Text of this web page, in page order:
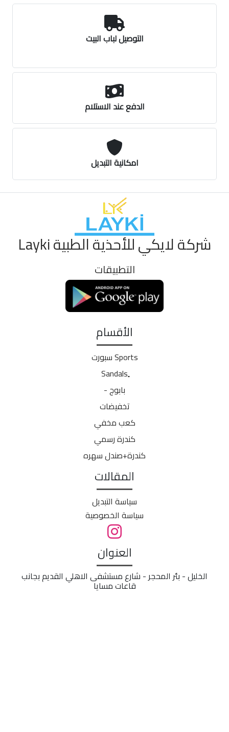
التوصيل لباب البيت
الدفع عند الاستلام
امكانية التبديل
شركة لايكي للأحذية الطبية Layki
التطبيقات
الأقسام
Sports سبورت
بابوج -
تخفيضات
كعب مخفي
كندرة رسمي
كندرة+صندل سهره
المقالات
سياسة التبديل
سياسة الخصوصية
العنوان
الخليل - بئر المحجر - شارع مستشفى الاهلي القديم بجانب
قاعات مسايا